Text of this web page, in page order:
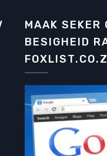
MAAK SEKER
BESIGHEID